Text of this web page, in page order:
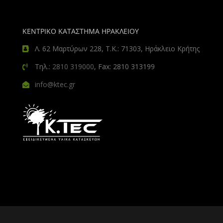
ΚΕΝΤΡΙΚΟ ΚΑΤΑΣΤΗΜΑ ΗΡΑΚΛΕΙΟΥ
Λ. 62 Μαρτύρων 228, Τ.Κ.: 71303, Ηράκλειο Κρήτης
Τηλ.: 2810 319000, Fax: 2810 313199
info@ktec.gr